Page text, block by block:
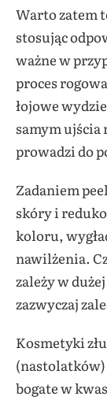
Warto zatem
stosując
ważne w
proces
łojowe
samym ujścia
prowadzi do
Zadaniem
skóry i
koloru,
nawilżenia.
zależy w
zazwyczaj
Kosmetyki
bogate w